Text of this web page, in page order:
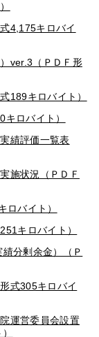
4,175キロバイ
ver.3（ＰＤＦ形
189キロバイト）
ロバイト）
績評価一覧表
施状況（ＰＤＦ
ロバイト）
キロバイト）
分剰余金）（Ｐ
式305キロバイ
運営委員会設置